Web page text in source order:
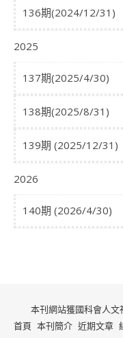
136期(2024/12/31)
2025
137期(2025/4/30)
138期(2025/8/31)
139期 (2025/12/31)
2026
140期 (2026/4/30)
本刊網站獲國科會人文
首頁 本刊簡介 近期文章